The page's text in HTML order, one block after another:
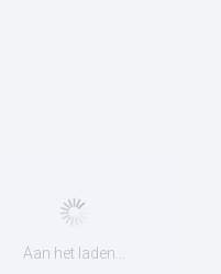
Aan het laden...